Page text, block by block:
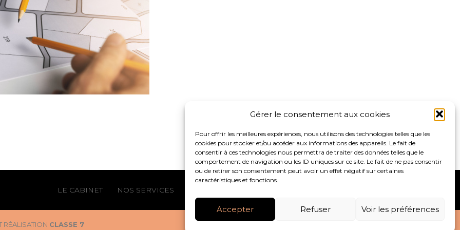
Gérer le consentement aux cookies
Pour offrir les meilleures expériences, nous utilisons des technologies telles que les
cookies pour stocker et/ou accéder aux informations des appareils. Le fait de
consentir à ces technologies nous permettra de traiter des données telles que le
comportement de navigation ou les ID uniques sur ce site. Le fait de ne pas consentir
ou de retirer son consentement peut avoir un effet négatif sur certaines
caractéristiques et fonctions.
Accepter Refuser Voir les préférences
Footer
LE CABINET NOS SERVICES
RÉALISATION CLASSE 7